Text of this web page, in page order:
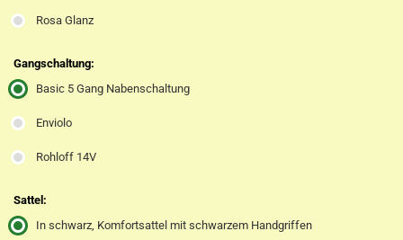
Rosa Glanz
Gangschaltung:
Basic 5 Gang Nabenschaltung
Enviolo
Rohloff 14V
Sattel:
In schwarz, Komfortsattel mit schwarzem Handgriffen